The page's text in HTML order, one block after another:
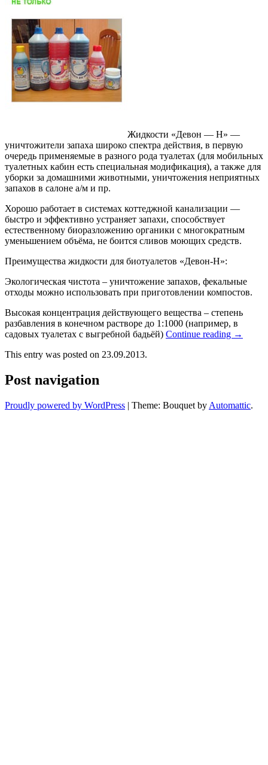
Жидкости «Девон — Н» —
уничтожители запаха широко спектра действия, в первую
очередь применяемые в разного рода туалетах (для мобильных
туалетных кабин есть специальная модификация), а также для
уборки за домашними животными, уничтожения неприятных
запахов в салоне а/м и пр.
Хорошо работает в системах коттеджной канализации —
быстро и эффективно устраняет запахи, способствует
естественному биоразложению органики с многократным
уменьшением объёма, не боится сливов моющих средств.
Преимущества жидкости для биотуалетов «Девон-Н»:
Экологическая чистота – уничтожение запахов, фекальные
отходы можно использовать при приготовлении компостов.
Высокая концентрация действующего вещества – степень
разбавления в конечном растворе до 1:1000 (например, в
садовых туалетах с выгребной бадьёй) Continue reading →
This entry was posted on 23.09.2013.
Post navigation
Proudly powered by WordPress | Theme: Bouquet by Automattic.